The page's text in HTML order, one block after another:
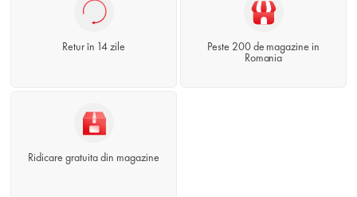
Retur în 14 zile
Peste 200 de magazine in
Romania
Ridicare gratuita din magazine